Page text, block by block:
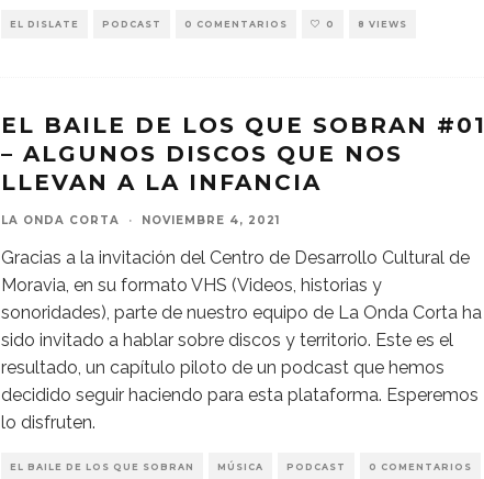
EL DISLATE PODCAST 0 COMENTARIOS 0 8 VIEWS
EL BAILE DE LOS QUE SOBRAN #01
– ALGUNOS DISCOS QUE NOS
LLEVAN A LA INFANCIA
LA ONDA CORTA · NOVIEMBRE 4, 2021
Gracias a la invitación del Centro de Desarrollo Cultural de
Moravia, en su formato VHS (Videos, historias y
sonoridades), parte de nuestro equipo de La Onda Corta ha
sido invitado a hablar sobre discos y territorio. Este es el
resultado, un capítulo piloto de un podcast que hemos
decidido seguir haciendo para esta plataforma. Esperemos
lo disfruten.
EL BAILE DE LOS QUE SOBRAN MÚSICA PODCAST 0 COMENTARIOS